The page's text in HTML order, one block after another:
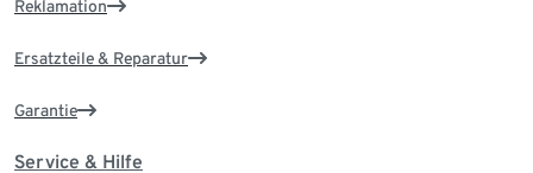
Reklamation
Ersatzteile & Reparatur
Garantie
Service & Hilfe